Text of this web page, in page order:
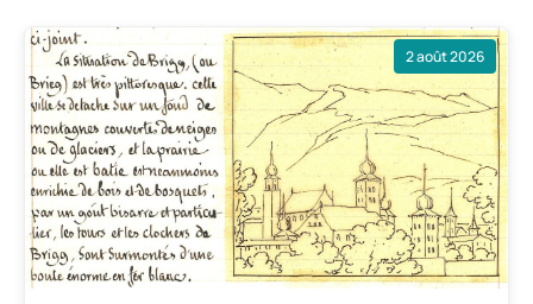
2 août 2026